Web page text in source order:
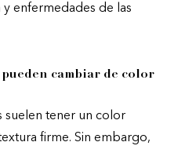
enfermedades de las
pueden cambiar de color
suelen tener un color
firme. Sin embargo,